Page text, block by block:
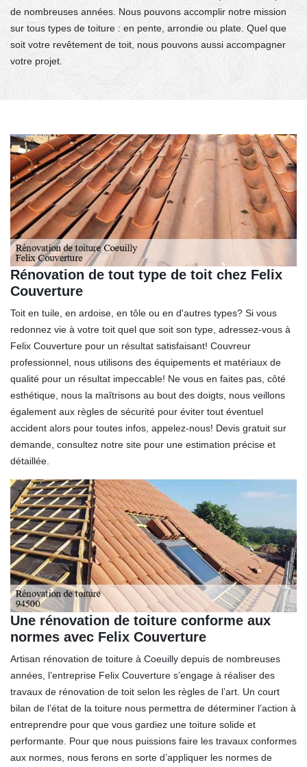
de nombreuses années. Nous pouvons accomplir notre mission
sur tous types de toiture : en pente, arrondie ou plate. Quel que
soit votre revêtement de toit, nous pouvons aussi accompagner
votre projet.
Rénovation de tout type de toit chez Felix
Couverture
Toit en tuile, en ardoise, en tôle ou en d'autres types? Si vous
redonnez vie à votre toit quel que soit son type, adressez-vous à
Felix Couverture pour un résultat satisfaisant! Couvreur
professionnel, nous utilisons des équipements et matériaux de
qualité pour un résultat impeccable! Ne vous en faites pas, côté
esthétique, nous la maîtrisons au bout des doigts, nous veillons
également aux règles de sécurité pour éviter tout éventuel
accident alors pour toutes infos, appelez-nous! Devis gratuit sur
demande, consultez notre site pour une estimation précise et
détaillée.
Une rénovation de toiture conforme aux
normes avec Felix Couverture
Artisan rénovation de toiture à Coeuilly depuis de nombreuses
années, l’entreprise Felix Couverture s’engage à réaliser des
travaux de rénovation de toit selon les règles de l’art. Un court
bilan de l’état de la toiture nous permettra de déterminer l’action à
entreprendre pour que vous gardiez une toiture solide et
performante. Pour que nous puissions faire les travaux conformes
aux normes, nous ferons en sorte d’appliquer les normes de